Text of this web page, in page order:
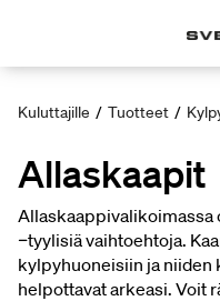
Kuluttajille / Tuotteet /
Allaskaapit
Allaskaappivalikoimassa
‑tyylisiä vaihtoehtoja.
kylpyhuoneisiin ja
helpottavat arkeasi. Voit